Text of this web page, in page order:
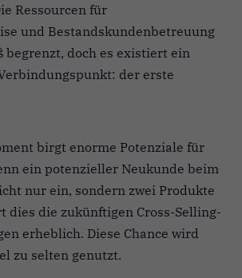
Ressourcen für
und Bestandskundenbetreuung
begrenzt, doch es existiert ein
der erste
birgt enorme Potenziale für
ein potenzieller Neukunde beim
nur ein, sondern zwei Produkte
dies die zukünftigen Cross-Selling-
erheblich. Diese Chance wird
zu selten genutzt.